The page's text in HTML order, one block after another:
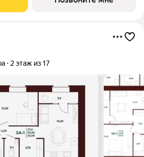
встречу в
2 этаж из 17